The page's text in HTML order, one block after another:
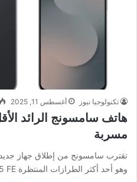
تكنولوجيا نيوز أغسطس 11, 2025
هاتف سامسونج الرائد
مسربة
وهو أحد أكثر الطرازات المنتظرة Galaxy S25 FE. وقد…